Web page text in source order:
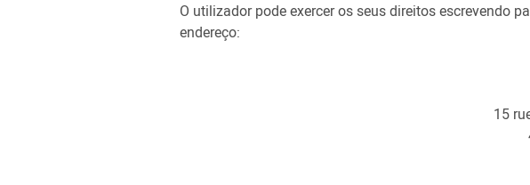
O utilizador pode exercer os seus direitos escrevendo
endereço:
15